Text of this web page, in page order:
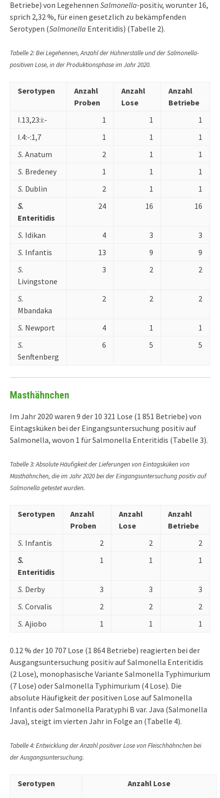
Betriebe) von Legehennen Salmonella-positiv, worunter 16,
sprich 2,32 %, für einen gesetzlich zu bekämpfenden
Serotypen (Salmonella Enteritidis) (Tabelle 2).
Tabelle 2: Bei Legehennen, Anzahl der Hühnerställe und der Salmonella-
positiven Lose, in der Produktionsphase im Jahr 2020.
Serotypen
Anzahl
Proben
Anzahl
Lose
Anzahl
Betriebe
I.13,23:i:-
1 1
1
I.4:-:1,7
1 1
1
S. Anatum 2 1
1
S. Bredeney 1 1
1
S. Dublin 2 1
1
S.
Enteritidis
24 16 16
S. Idikan 4 3
3
S. Infantis 13 9
9
S.
Livingstone
3 2 2
S.
Mbandaka
2 2 2
S. Newport 4 1
1
S.
Senftenberg
6 5 5
Masthähnchen
Im Jahr 2020 waren 9 der 10 321 Lose (1 851 Betriebe) von
Eintagsküken bei der Eingangsuntersuchung positiv auf
Salmonella, wovon 1 für Salmonella Enteritidis (Tabelle 3).
Tabelle 3: Absolute Häufigkeit der Lieferungen von Eintagsküken von
Masthähnchen, die im Jahr 2020 bei der Eingangsuntersuchung positiv auf
Salmonella getestet wurden.
Serotypen
Anzahl
Proben
Anzahl
Lose
Anzahl
Betriebe
S. Infantis 2 2
2
S.
Enteritidis
1 1 1
S. Derby 3 3
3
S. Corvalis 2 2
2
S. Ajiobo 1 1 1
0.12 % der 10 707 Lose (1 864 Betriebe) reagierten bei der
Ausgangsuntersuchung positiv auf Salmonella Enteritidis
(2 Lose), monophasische Variante Salmonella Typhimurium
(7 Lose) oder Salmonella Typhimurium (4 Lose). Die
absolute Häufigkeit der positiven Lose auf Salmonella
Infantis oder Salmonella Paratyphi B var. Java (Salmonella
Java), steigt im vierten Jahr in Folge an (Tabelle 4).
Tabelle 4: Entwicklung der Anzahl positiver Lose von Fleischhähnchen bei
der Ausgangsuntersuchung.
Serotypen Anzahl Lose